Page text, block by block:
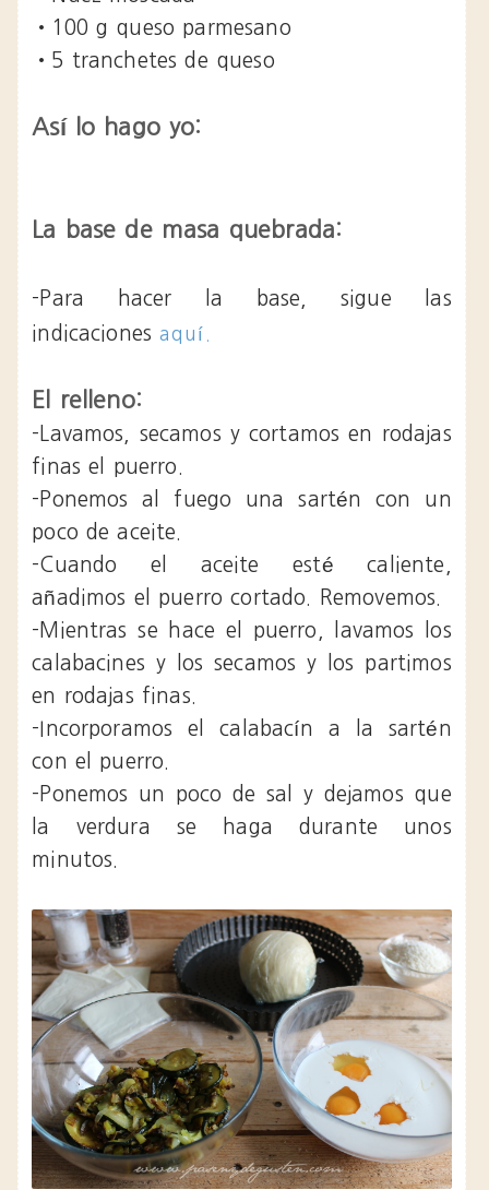
•100 g queso parmesano
•5 tranchetes de queso
Así lo hago yo:
La base de masa quebrada:
-Para hacer la base, sigue las
indicacionesaquí.
El relleno:
-Lavamos, secamos y cortamos en rodajas
finas el puerro.
-Ponemos al fuego una sartén con un
poco de aceite.
-Cuando el aceite esté caliente,
añadimos el puerro cortado. Removemos.
-Mientras se hace el puerro, lavamos los
calabacines y los secamos y los partimos
en rodajas finas.
-Incorporamos el calabacín a la sartén
con el puerro.
-Ponemos un poco de sal y dejamos que
la verdura se haga durante unos
minutos.